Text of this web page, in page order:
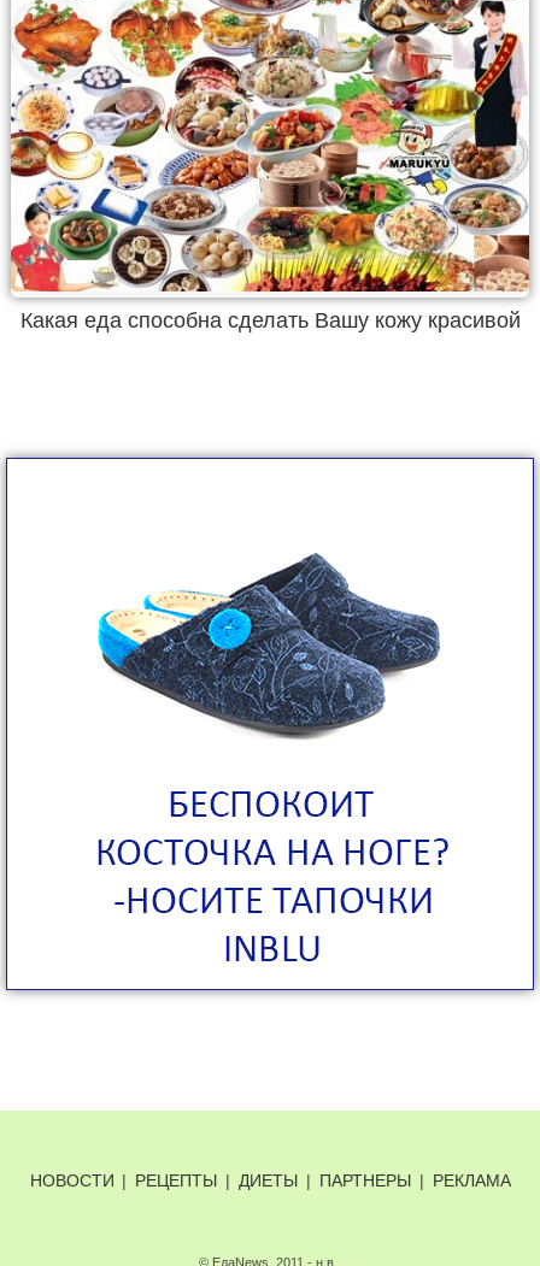
Какая еда способна сделать Вашу кожу красивой
НОВОСТИ | РЕЦЕПТЫ | ДИЕТЫ | ПАРТНЕРЫ | РЕКЛАМА
© ЕдаNews, 2011 - н.в.